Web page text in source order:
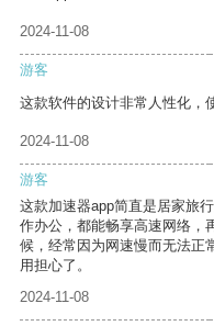
2024-11-08
游客
这款软件的设计非常人性化，
2024-11-08
游客
这款加速器app简直是居家旅
作办公，都能畅享高速网络，
候，经常因为网速慢而无法正
用担心了。
2024-11-08